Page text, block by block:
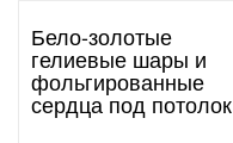
Бело-золотые
гелиевые шары и
фольгированные
сердца под потолок